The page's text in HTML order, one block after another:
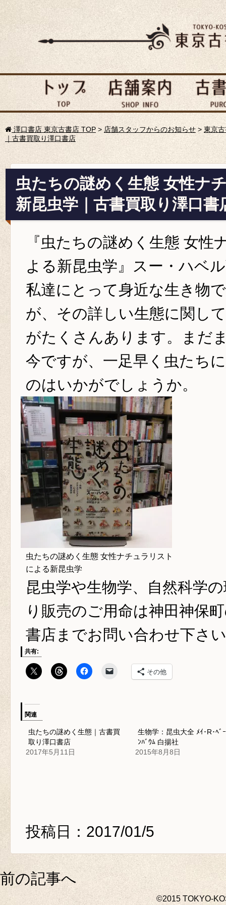
澤口書店 東京古書店 TOP > 店舗スタッフからのお知らせ> 東京
｜古書買取り澤口書店
虫たちの謎めく生態 女性ナ
新昆虫学｜古書買取り澤口書
『虫たちの謎めく生態 女性
よる新昆虫学』スー・ハベ
私達にとって身近な生き物
が、その詳しい生態に関し
がたくさんあります。まだ
今ですが、一足早く虫たち
のはいかがでしょうか。
虫たちの謎めく生態 女性ナチュラリスト
による新昆虫学
昆虫学や生物学、自然科学
り販売のご用命は神田神保
書店までお問い合わせ下さ
共有:
その他
関連
虫たちの謎めく生態｜古書買
取り澤口書店
2017年5月11日
生物学：昆虫大全 ﾒｲ･R･ﾍﾞ
ﾝﾊﾞｳﾑ 白揚社
2015年8月8日
投稿日：2017/01/5
前の記事へ
©2015 TOKYO-